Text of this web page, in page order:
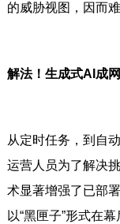
的威胁视图，因而
解法！生成式AI成
从定时任务，到自
运营人员为了解决
术显著增强了已部
以“黑匣子”形式在